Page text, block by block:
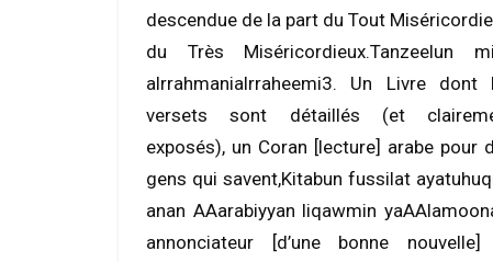
descendue de la part du Tout
du Très Miséricordieux.Tanzeelun
alrrahmanialrraheemi3. Un Livre dont
versets sont détaillés (et
exposés), un Coran [lecture] arabe pour
gens qui savent,Kitabun fussilat
anan AAarabiyyan liqawmin
annonciateur [d’une bonne